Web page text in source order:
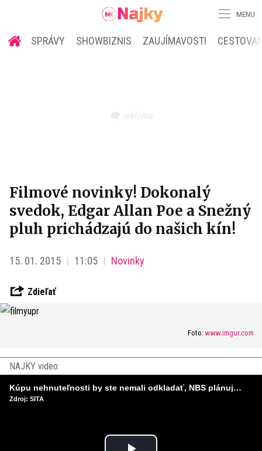
MENU
SPRÁVY SHOWBIZNIS ZAUJÍMAVOSTI
Filmové novinky! Dokonalý
svedok, Edgar Allan Poe a Snežný
pluh prichádzajú do našich kín!
15. 01. 2015 11:05 Novinky
Zdieľať
Foto: www.imgur.com
NAJKY video:
Kúpu nehnuteľnosti by ste nemali odkladať, NBS plánuje sprísniť pravidlá pri hypotékach
Zdroj: SITA